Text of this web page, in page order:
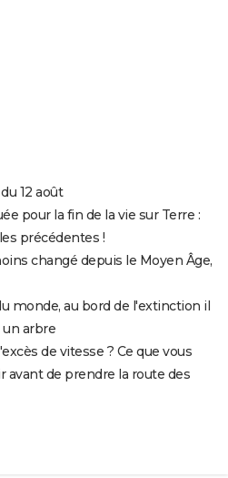
12 août
pour la fin de la vie sur Terre :
précédentes !
changé depuis le Moyen Âge,
monde, au bord de l'extinction il
un arbre
de vitesse ? Ce que vous
avant de prendre la route des